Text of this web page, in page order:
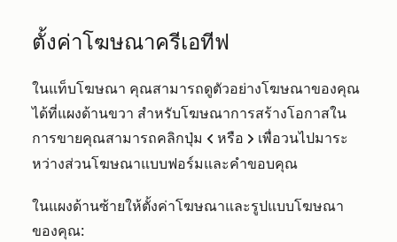
ตั้งค่าโฆษณาครีเอทีฟ
ในแท็บโฆษณา คุณสามารถดูตัวอย่างโฆษณาของคุณ
ได้ที่แผงด้านขวา สำหรับโฆษณาการสร้างโอกาสใน
การขายคุณสามารถคลิกปุ่ม left หรือ right เพื่อวนไปมาระ
หว่างส่วนโฆษณาแบบฟอร์มและคำขอบคุณ
ในแผงด้านซ้ายให้ตั้งค่าโฆษณาและรูปแบบโฆษณา
ของคุณ: